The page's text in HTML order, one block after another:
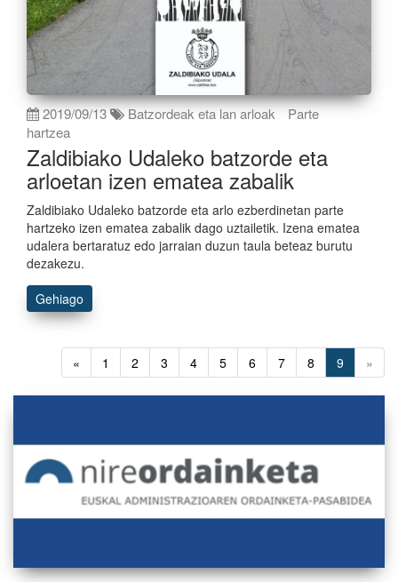
2019/09/13 Batzordeak eta lan arloak
Parte
hartzea
Zaldibiako Udaleko batzorde eta
arloetan izen ematea zabalik
Zaldibiako Udaleko batzorde eta arlo ezberdinetan parte
hartzeko izen ematea zabalik dago uztailetik. Izena ematea
udalera bertaratuz edo jarraian duzun taula beteaz burutu
dezakezu.
Gehiago
« 1 2 3 4 5 6 7 8 9 »